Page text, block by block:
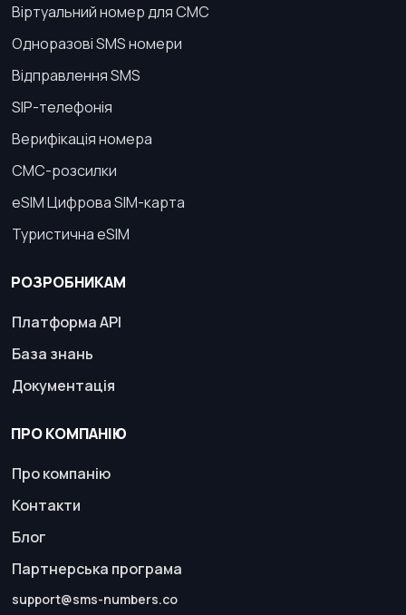
Віртуальний номер для СМС
Одноразові SMS номери
Відправлення SMS
SIP-телефонія
Верифікація номера
СМС-розсилки
eSIM Цифрова SIM-карта
Туристична eSIM
РОЗРОБНИКАМ
Платформа API
База знань
Документація
ПРО КОМПАНІЮ
Про компанію
Контакти
Блог
Партнерська програма
support@sms-numbers.co